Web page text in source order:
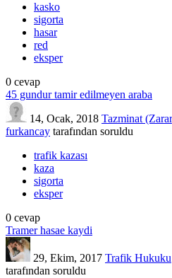
kasko
sigorta
hasar
red
eksper
0 cevap
45 gundur tamir edilmeyen araba
14, Ocak, 2018 Tazminat
furkancay tarafından soruldu
trafik kazası
kaza
sigorta
eksper
0 cevap
Tramer hasae kaydi
29, Ekim, 2017 Trafik Hukuku
tarafından soruldu